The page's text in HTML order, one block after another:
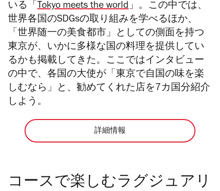
いる「 Tokyo meets the world」。この中では、
世界各国のSDGsの取り組みを学べるほか、
「世界随一の美食都市」としての側面を持つ
東京が、いかに多様な国の料理を提供してい
るかも掲載してきた。ここではインタビュー
の中で、各国の大使が「東京で自国の味を楽
しむなら」と、勧めてくれた店を7カ国分紹介
しよう。
詳細情報
コースで楽しむラグジュアリ